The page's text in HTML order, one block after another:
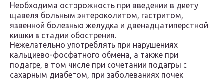
Необходима осторожность при введении в диету
щавеля больным энтероколитом, гастритом,
язвенной болезнью желудка и двенадцатиперстной
кишки в стадии обострения.
Нежелательно употреблять при нарушениях
кальциево-фосфатного обмена, а также при
подагре, в том числе при сочетании подагры с
сахарным диабетом, при заболеваниях почек